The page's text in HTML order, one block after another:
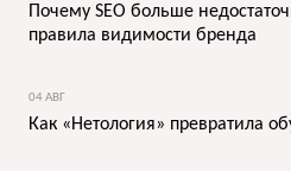
Почему SEO больше
правила видимости бренда
04 АВГ
Как «Нетология» превратила